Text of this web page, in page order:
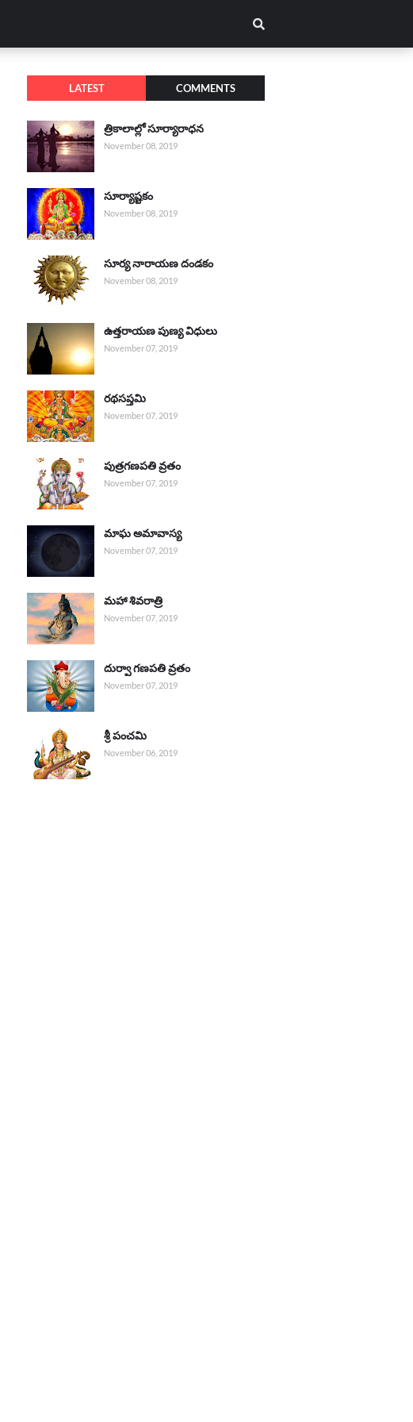
LATEST COMMENTS
త్రికాలాల్లో సూర్యారాధన
November 08, 2019
సూర్యాష్టకం
November 08, 2019
సూర్య నారాయణ దండకం
November 08, 2019
ఉత్తరాయణ పుణ్య విధులు
November 07, 2019
రథసప్తమి
November 07, 2019
పుత్రగణపతి వ్రతం
November 07, 2019
మాఘ అమావాస్య
November 07, 2019
మహా శివరాత్రి
November 07, 2019
దుర్వా గణపతి వ్రతం
November 07, 2019
శ్రీ పంచమి
November 06, 2019